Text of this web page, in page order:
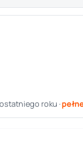
roku ·